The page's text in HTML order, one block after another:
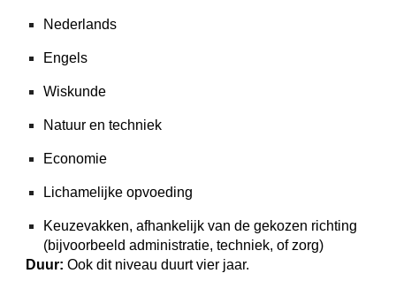
Nederlands
Engels
Wiskunde
Natuur en techniek
Economie
Lichamelijke opvoeding
Keuzevakken, afhankelijk van de gekozen richting
(bijvoorbeeld administratie, techniek, of zorg)
Duur: Ook dit niveau duurt vier jaar.